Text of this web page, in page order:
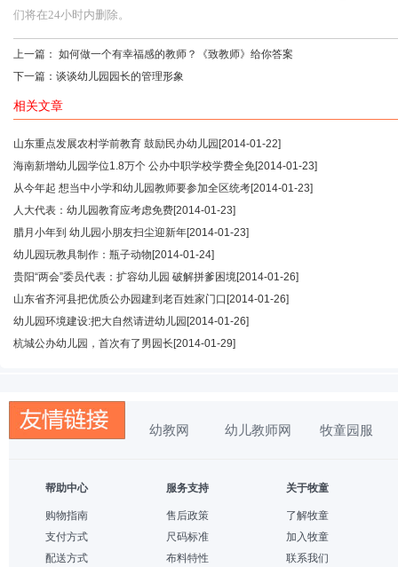
们将在24小时内删除。
上一篇： 如何做一个有幸福感的教师？《致教师》给你答案
下一篇： 谈谈幼儿园园长的管理形象
相关文章
山东重点发展农村学前教育 鼓励民办幼儿园 [2014-01-22]
海南新增幼儿园学位1.8万个 公办中职学校学费全免[2014-01-23]
从今年起 想当中小学和幼儿园教师要参加全区统考[2014-01-23]
人大代表：幼儿园教育应考虑免费[2014-01-23]
腊月小年到 幼儿园小朋友扫尘迎新年[2014-01-23]
幼儿园玩教具制作：瓶子动物 [2014-01-24]
贵阳“两会”委员代表：扩容幼儿园 破解拼爹困境[2014-01-26]
山东省齐河县把优质公办园建到老百姓家门口 [2014-01-26]
幼儿园环境建设:把大自然请进幼儿园 [2014-01-26]
杭城公办幼儿园，首次有了男园长 [2014-01-29]
幼教网 幼儿教师网 牧童园服
帮助中心
购物指南
支付方式
配送方式
服务支持
售后政策
尺码标准
布料特性
关于牧童
了解牧童
加入牧童
联系我们